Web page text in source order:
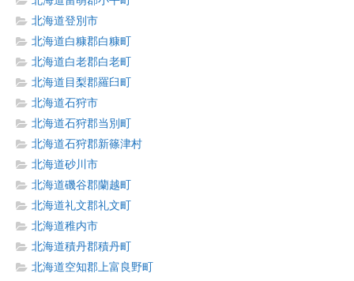
北海道登別市
北海道白糠郡白糠町
北海道白老郡白老町
北海道目梨郡羅臼町
北海道石狩市
北海道石狩郡当別町
北海道石狩郡新篠津村
北海道砂川市
北海道磯谷郡蘭越町
北海道礼文郡礼文町
北海道稚内市
北海道積丹郡積丹町
北海道空知郡上富良野町